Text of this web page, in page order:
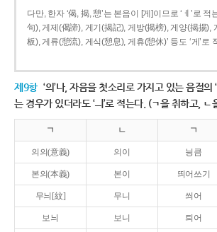
다만, 한자 ‘偈, 揭, 憩’는 본음이 [게]이므로 ‘ㅔ’로 적
句), 게제(偈諦), 게기(揭記), 게방(揭榜), 게양(揭揚),
板), 게류(憩流), 게식(憩息), 게휴(憩休)’ 등도 ‘게’로
제9항 ‘의’나, 자음을 첫소리로 가지고 있는 음절의 ‘
는 경우가 있더라도 ‘ㅢ’로 적는다. (ㄱ을 취하고, ㄴ
ㄱ ㄴ ㄱ
의의(意義) 의이 닁큼
본의(本義) 본이 띄어쓰기
무늬[紋] 무니 씌어
보늬 보니 틔어